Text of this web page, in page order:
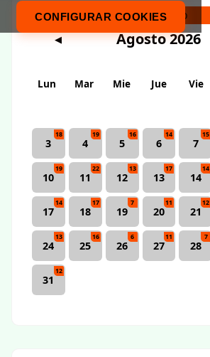
CONFIGURAR COOKIES
Calendario
◀ Agosto 2026
Lun Mar Mie Jue Vie
3
18
4
19
5
16
6
14
7
15
10
19
11
22
12
13
13
17
14
14
17
14
18
17
19
7
20
11
21
12
24
13
25
16
26
6
27
11
28
7
31
12